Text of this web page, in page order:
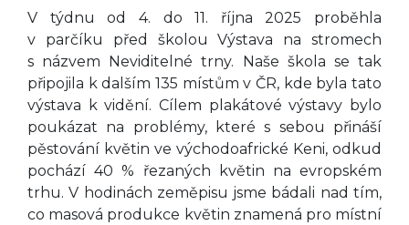
V týdnu od 4. do 11. října 2025 proběhla
v parčíku před školou Výstava na stromech
s názvem Neviditelné trny. Naše škola se tak
připojila k dalším 135 místům v ČR, kde byla tato
výstava k vidění. Cílem plakátové výstavy bylo
poukázat na problémy, které s sebou přináší
pěstování květin ve východoafrické Keni, odkud
pochází 40 % řezaných květin na evropském
trhu. V hodinách zeměpisu jsme bádali nad tím,
co masová produkce květin znamená pro místní